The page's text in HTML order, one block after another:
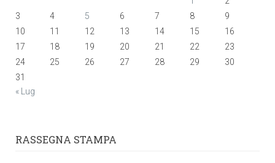
3
4 5 6 7 8
9
10
11 12 13 14 15
16
17
18 19 20 21 22
23
24
25 26 27 28 29
30
31
« Lug
RASSEGNA STAMPA